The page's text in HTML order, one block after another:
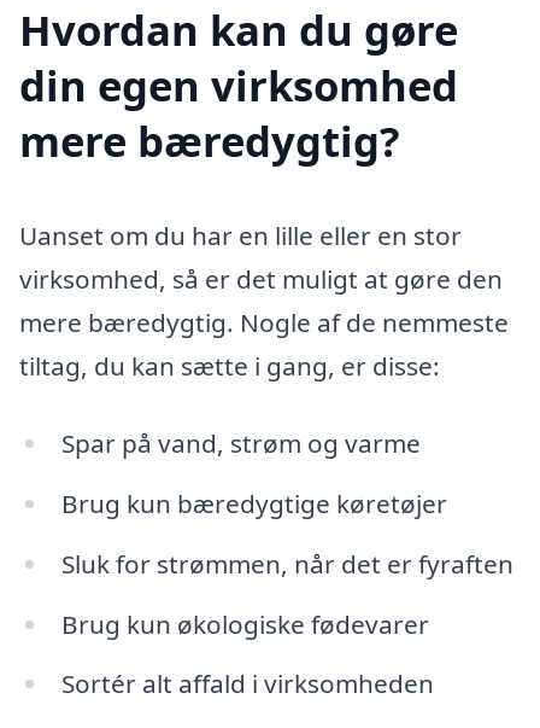
Hvordan kan du gøre
din egen virksomhed
mere bæredygtig?
Uanset om du har en lille eller en stor
virksomhed, så er det muligt at gøre den
mere bæredygtig. Nogle af de nemmeste
tiltag, du kan sætte i gang, er disse:
Spar på vand, strøm og varme
Brug kun bæredygtige køretøjer
Sluk for strømmen, når det er fyraften
Brug kun økologiske fødevarer
Sortér alt affald i virksomheden